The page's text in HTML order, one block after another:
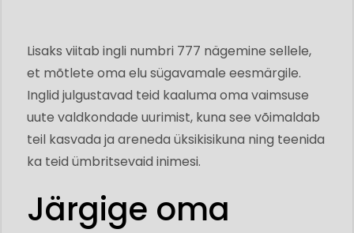
Lisaks viitab ingli numbri 777 nägemine sellele,
et mõtlete oma elu sügavamale eesmärgile.
Inglid julgustavad teid kaaluma oma vaimsuse
uute valdkondade uurimist, kuna see võimaldab
teil kasvada ja areneda üksikisikuna ning teenida
ka teid ümbritsevaid inimesi.
Järgige oma